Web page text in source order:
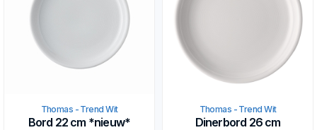
Thomas - Trend Wit
Bord 22 cm *nieuw*
Thomas - Trend Wit
Dinerbord 26 cm